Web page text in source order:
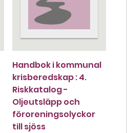
Handbok i kommunal
krisberedskap : 4.
Riskkatalog -
Oljeutsläpp och
föroreningsolyckor
till sjöss